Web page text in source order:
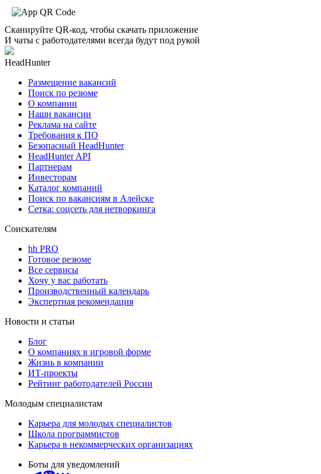
Сканируйте QR-код, чтобы скачать приложение
И чаты с работодателями всегда будут под рукой
HeadHunter
Размещение вакансий
Поиск по резюме
О компании
Наши вакансии
Реклама на сайте
Требования к ПО
Безопасный HeadHunter
HeadHunter API
Партнерам
Инвесторам
Каталог компаний
Поиск по вакансиям в Алейске
Сетка: соцсеть для нетворкинга
Соискателям
hh PRO
Готовое резюме
Все сервисы
Хочу у вас работать
Производственный календарь
Экспертная рекомендация
Новости и статьи
Блог
О компаниях в игровой форме
Жизнь в компании
ИТ-проекты
Рейтинг работодателей России
Молодым специалистам
Карьера для молодых специалистов
Школа программистов
Карьера в некоммерческих организациях
Боты для уведомлений